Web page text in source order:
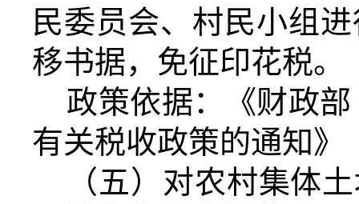
民委员会、村民小组
移书据，免征印花税。
政策依据：《财政
有关税收政策的通知》
（五）对农村集体